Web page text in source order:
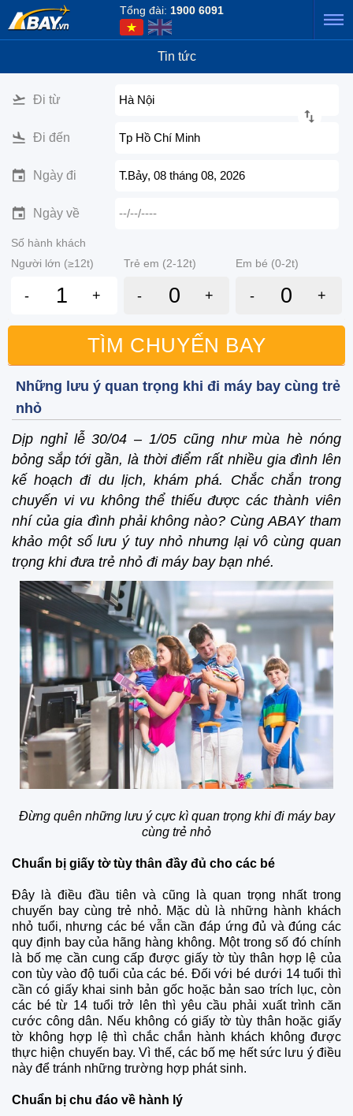
Tổng đài: 1900 6091
Tin tức
Đi từ Hà Nội
Đi đến Tp Hồ Chí Minh
Ngày đi T.Bảy, 08 tháng 08, 2026
Ngày về --/--/----
Số hành khách
Người lớn (≥12t)
Trẻ em (2-12t) Em bé (0-2t)
- + - + - +
TÌM CHUYẾN BAY
Những lưu ý quan trọng khi đi máy bay cùng trẻ
nhỏ
Dịp nghỉ lễ 30/04 – 1/05 cũng như mùa hè nóng
bỏng sắp tới gần, là thời điểm rất nhiều gia đình lên
kế hoạch đi du lịch, khám phá. Chắc chắn trong
chuyến vi vu không thể thiếu được các thành viên
nhí của gia đình phải không nào? Cùng ABAY tham
khảo một số lưu ý tuy nhỏ nhưng lại vô cùng quan
trọng khi đưa trẻ nhỏ đi máy bay bạn nhé.
Đừng quên những lưu ý cực kì quan trọng khi đi máy bay
cùng trẻ nhỏ
Chuẩn bị giấy tờ tùy thân đầy đủ cho các bé
Đây là điều đầu tiên và cũng là quan trọng nhất trong
chuyến bay cùng trẻ nhỏ. Mặc dù là những hành khách
nhỏ tuổi, nhưng các bé vẫn cần đáp ứng đủ và đúng các
quy định bay của hãng hàng không. Một trong số đó chính
là bố mẹ cần cung cấp được giấy tờ tùy thân hợp lệ của
con tùy vào độ tuổi của các bé. Đối với bé dưới 14 tuổi thì
cần có giấy khai sinh bản gốc hoặc bản sao trích lục, còn
các bé từ 14 tuổi trở lên thì yêu cầu phải xuất trình căn
cước công dân. Nếu không có giấy tờ tùy thân hoặc giấy
tờ không hợp lệ thì chắc chắn hành khách không được
thực hiện chuyến bay. Vì thế, các bố mẹ hết sức lưu ý điều
này để tránh những trường hợp phát sinh.
Chuẩn bị chu đáo về hành lý